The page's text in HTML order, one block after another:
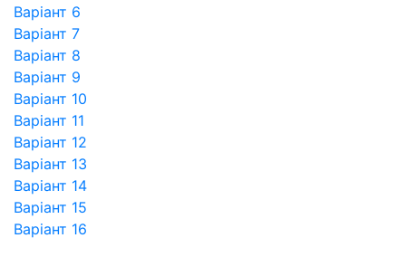
Варіант 6
Варіант 7
Варіант 8
Варіант 9
Варіант 10
Варіант 11
Варіант 12
Варіант 13
Варіант 14
Варіант 15
Варіант 16